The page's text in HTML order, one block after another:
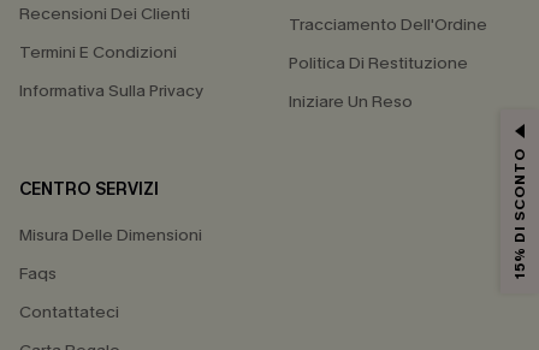
Recensioni Dei Clienti
Termini E Condizioni
Informativa Sulla Privacy
Tracciamento Dell'Ordine
Politica Di Restituzione
Iniziare Un Reso
CENTRO SERVIZI
Misura Delle Dimensioni
Faqs
Contattateci
15% DI SCONTO